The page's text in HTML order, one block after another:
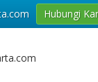
Hubungi